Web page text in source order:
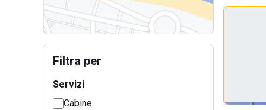
Filtra per
Servizi
Cabine